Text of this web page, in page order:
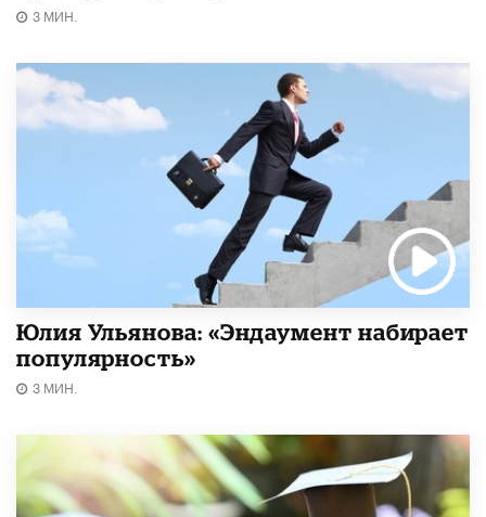
3 МИН.
Юлия Ульянова: «Эндаумент набирает
популярность»
3 МИН.